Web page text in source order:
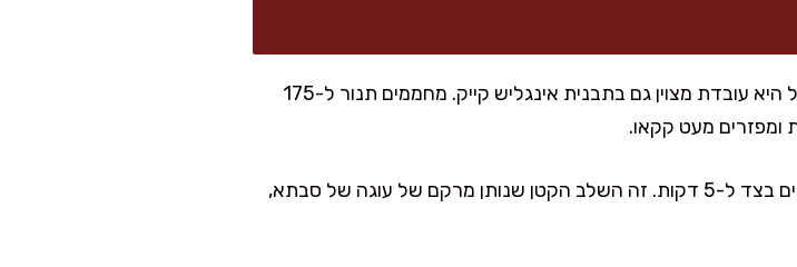
אני מכינה את העוגה הזו בתבנית עגולה 22–24 ס״מ, אבל היא עובדת מצוין גם בתבנית אינגליש קייק. מחממים תנור ל-175
ומפזרים מעט קקאו.
בקערה קטנה מערבבים חלב צמחי עם חומץ תפוחים ומניחים בצד ל-5 דקות. זה השלב הקטן שנותן מרקם של עוגה של סבתא,